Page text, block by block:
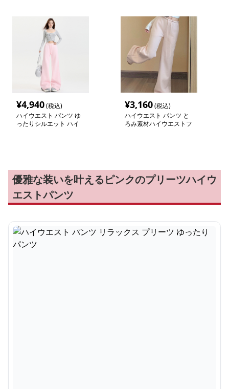
¥4,940(税込)
ハイウエスト パンツ ゆ
ったりシルエット ハイ
¥3,160(税込)
ハイウエスト パンツ と
ろみ素材ハイウエストフ
優雅な装いを叶えるピンクのプリーツハイウ
エストパンツ